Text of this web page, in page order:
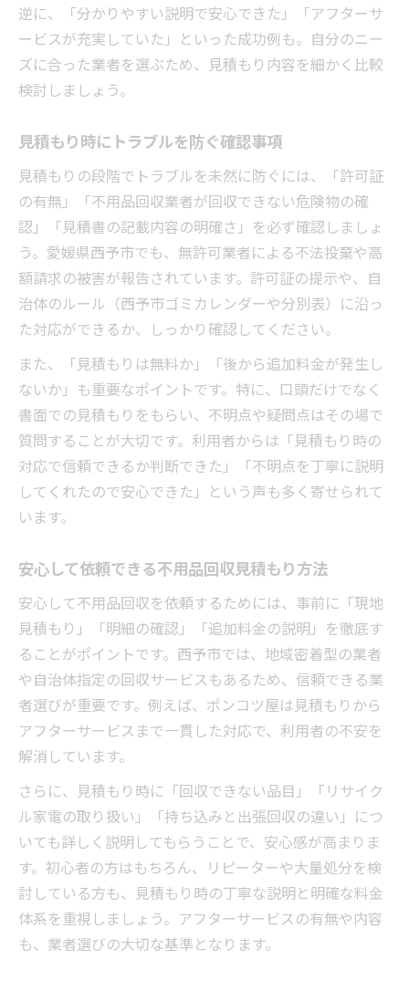
逆に、「分かりやすい説明で安心できた」「アフターサ
ービスが充実していた」といった成功例も。自分のニー
ズに合った業者を選ぶため、見積もり内容を細かく比較
検討しましょう。
見積もり時にトラブルを防ぐ確認事項
見積もりの段階でトラブルを未然に防ぐには、「許可証
の有無」「不用品回収業者が回収できない危険物の確
認」「見積書の記載内容の明確さ」を必ず確認しましょ
う。愛媛県西予市でも、無許可業者による不法投棄や高
額請求の被害が報告されています。許可証の提示や、自
治体のルール（西予市ゴミカレンダーや分別表）に沿っ
た対応ができるか、しっかり確認してください。
また、「見積もりは無料か」「後から追加料金が発生し
ないか」も重要なポイントです。特に、口頭だけでなく
書面での見積もりをもらい、不明点や疑問点はその場で
質問することが大切です。利用者からは「見積もり時の
対応で信頼できるか判断できた」「不明点を丁寧に説明
してくれたので安心できた」という声も多く寄せられて
います。
安心して依頼できる不用品回収見積もり方法
安心して不用品回収を依頼するためには、事前に「現地
見積もり」「明細の確認」「追加料金の説明」を徹底す
ることがポイントです。西予市では、地域密着型の業者
や自治体指定の回収サービスもあるため、信頼できる業
者選びが重要です。例えば、ポンコツ屋は見積もりから
アフターサービスまで一貫した対応で、利用者の不安を
解消しています。
さらに、見積もり時に「回収できない品目」「リサイク
ル家電の取り扱い」「持ち込みと出張回収の違い」につ
いても詳しく説明してもらうことで、安心感が高まりま
す。初心者の方はもちろん、リピーターや大量処分を検
討している方も、見積もり時の丁寧な説明と明確な料金
体系を重視しましょう。アフターサービスの有無や内容
も、業者選びの大切な基準となります。